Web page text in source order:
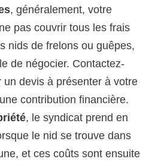
, généralement, votre
pas couvrir tous les frais
nids de frelons ou guêpes,
de négocier. Contactez-
un devis à présenter à votre
contribution financière.
, le syndicat prend en
le nid se trouve dans
et ces coûts sont ensuite